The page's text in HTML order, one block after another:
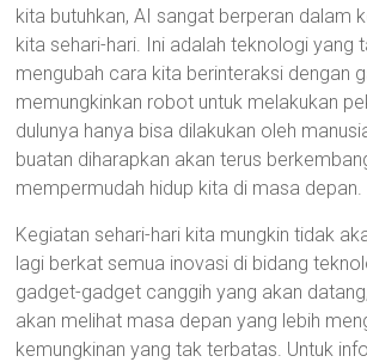
kita butuhkan, AI sangat berperan dalam
kita sehari-hari. Ini adalah teknologi yang
mengubah cara kita berinteraksi dengan
memungkinkan robot untuk melakukan
dulunya hanya bisa dilakukan oleh
buatan diharapkan akan terus
mempermudah hidup kita di masa depan.
Kegiatan sehari-hari kita mungkin tidak
lagi berkat semua inovasi di bidang
gadget-gadget canggih yang akan
akan melihat masa depan yang lebih
kemungkinan yang tak terbatas. Untuk